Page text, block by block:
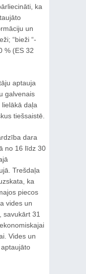
ka
un
“bieži “-
% (ES 32
aptauja
galvenais
daļa
tiešsaistē.
dara
no 16 līdz 30
Trešdaļa
ka
piecos
vides un
savukārt 31
Vides un